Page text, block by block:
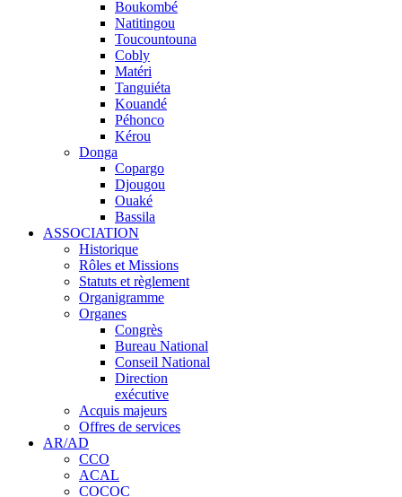
Boukombé
Natitingou
Toucountouna
Cobly
Matéri
Tanguiéta
Kouandé
Péhonco
Kérou
Donga
Copargo
Djougou
Ouaké
Bassila
ASSOCIATION
Historique
Rôles et Missions
Statuts et règlement
Organigramme
Organes
Congrès
Bureau National
Conseil National
Direction
exécutive
Acquis majeurs
Offres de services
AR/AD
CCO
ACAL
COCOC